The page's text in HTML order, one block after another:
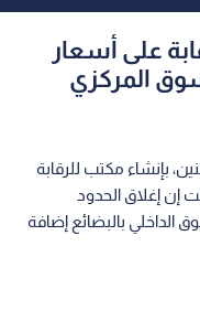
على أسعار
المركزي
بإنشاء مكتب للرقابة
إن إغلاق الحدود
الداخلي بالبضائع إضافة